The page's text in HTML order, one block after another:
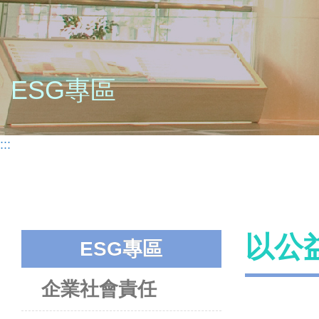
ESG專區
:::
ESG專區
企業社會責任
以公